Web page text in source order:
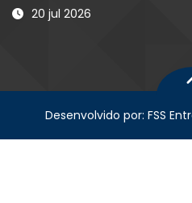
20 jul 2026
Desenvolvido por: FSS